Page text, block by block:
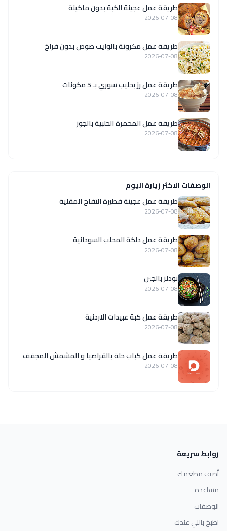
طريقة عمل عجينة الكبة بدون ماكينة
2026-07-08
طريقة عمل مكرونة بالوايت صوص بدون فراخ
2026-07-08
طريقة عمل رز بحليب سوري بـ 5 مكونات
2026-07-08
طريقة عمل المحمرة الحلبية بالجوز
2026-07-08
الوصفات الاكثر زيارة اليوم
طريقة عمل عجينة فطيرة التفاح المقلية
2026-07-08
طريقة عمل دلكة المحلب السودانية
2026-07-08
نودلز بالجبن
2026-07-08
طريقة عمل كبة عبيدات الاردنية
2026-07-08
طريقة عمل كباب حلة بالقراصيا و المشمش المجفف
2026-07-08
روابط سريعة
أضف مطعمك
مساعدة
الوصفات
اطبخ باللي عندك